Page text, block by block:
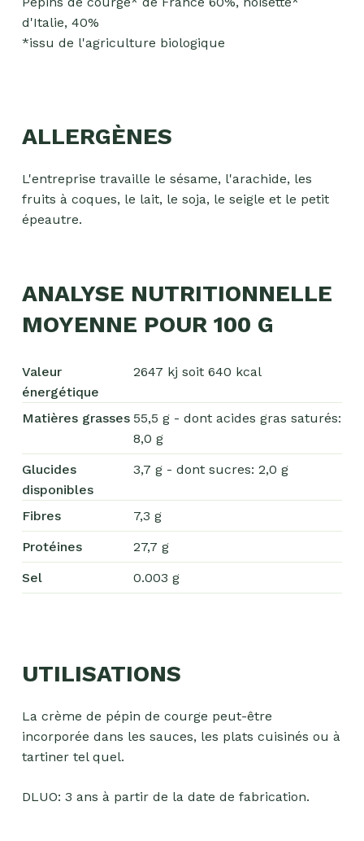
d'Italie, 40%
*issu de l'agriculture biologique
ALLERGÈNES
L'entreprise travaille le sésame, l'arachide, les
fruits à coques, le lait, le soja, le seigle et le petit
épeautre.
ANALYSE NUTRITIONNELLE
MOYENNE POUR 100 G
Valeur
énergétique
2647 kj soit 640 kcal
Matières grasses 55,5 g - dont acides gras saturés:
8,0 g
Glucides
disponibles
3,7 g - dont sucres: 2,0 g
Fibres
7,3 g
Protéines
27,7 g
Sel
0.003 g
UTILISATIONS
La crème de pépin de courge peut-être
incorporée dans les sauces, les plats cuisinés ou à
tartiner tel quel.
DLUO: 3 ans à partir de la date de fabrication.